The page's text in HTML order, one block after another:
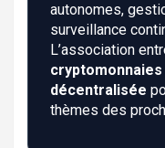
autonomes,
surveillance
L’association
cryptomonnaies
décentralisée
thèmes des